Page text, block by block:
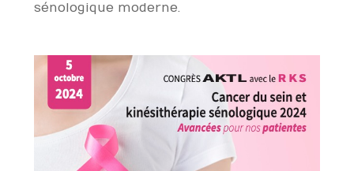
sénologique moderne.